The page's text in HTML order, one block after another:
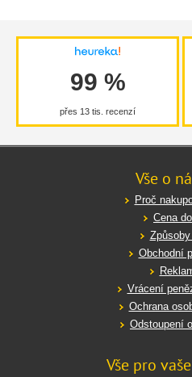
99 %
přes 13 tis. recenzí
Vše o
Proč
Cena
Obchodní
Vrácení
Ochrana
Odstoupení
Vše pro